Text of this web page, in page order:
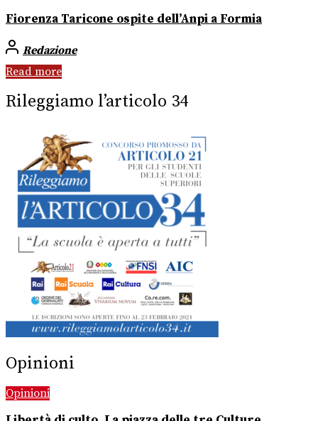
Fiorenza Taricone ospite dell’Anpi a Formia
Redazione
Read more
Rileggiamo l’articolo 34
Opinioni
Opinioni